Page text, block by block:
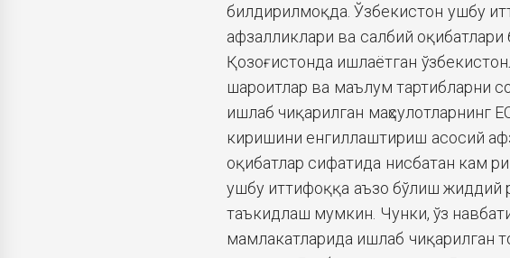
билдирилмоқда. Ўзбекистон ушбу
афзалликлари ва салбий оқибатлари
Қозоғистонда ишлаётган
шароитлар ва маълум тартибларни
ишлаб чиқарилган маҳсулотларнинг
киришини енгиллаштириш асосий
оқибатлар сифатида нисбатан кам
ушбу иттифоққа аъзо бўлиш жиддий
таъкидлаш мумкин. Чунки, ўз
мамлакатларида ишлаб чиқарилган